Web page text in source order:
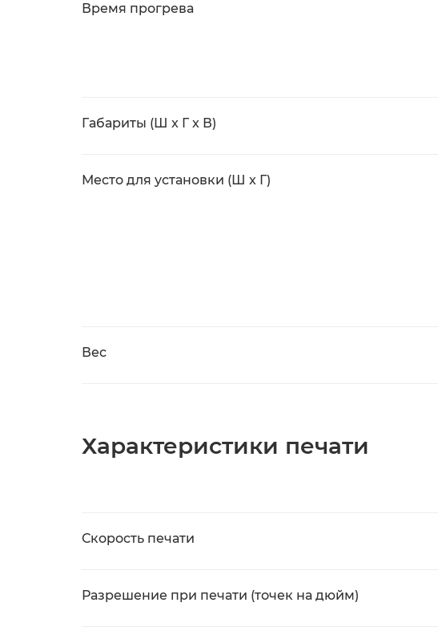
Время прогрева
Габариты (Ш x Г x В)
Место для установки (Ш x Г)
Вес
Характеристики печати
Скорость печати
Разрешение при печати (точек на дюйм)